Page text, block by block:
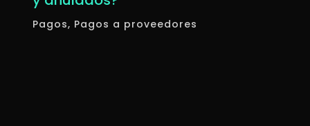
Pagos Pagos a proveedores